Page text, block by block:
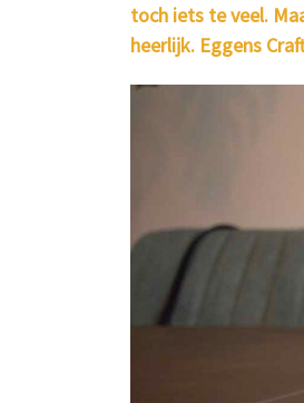
toch iets te veel.
heerlijk. Eggens